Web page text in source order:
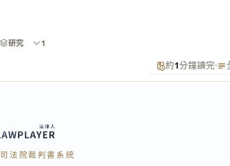
約1分鐘讀完·
法院裁判書系統
研究 1